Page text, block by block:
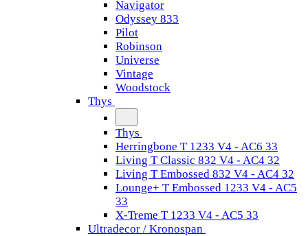
Navigator
Odyssey 833
Pilot
Robinson
Universe
Vintage
Woodstock
Thys
Thys
Herringbone T 1233 V4 - AC6 33
Living T Classic 832 V4 - AC4 32
Living T Embossed 832 V4 - AC4 32
Lounge+ T Embossed 1233 V4 - AC5
33
X-Treme T 1233 V4 - AC5 33
Ultradecor / Kronospan